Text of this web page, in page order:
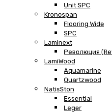
Unit SPC
Kronospan
Flooring Wide
SPC
Laminext
Революция
LamiWood
Aquamarine
Quartzwood
NatisSton
Essential
Leger